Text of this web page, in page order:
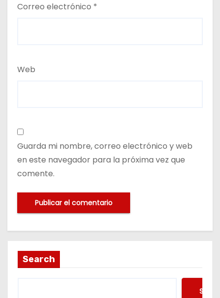
Correo electrónico *
Web
Guarda mi nombre, correo electrónico y web
en este navegador para la próxima vez que
comente.
Search